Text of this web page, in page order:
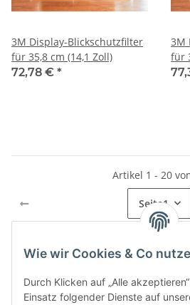
Wie wir Cookies & Co
Durch Klicken auf „Alle
Einsatz folgender Dienste auf
3M Display-Blickschutzfilter
für 35,8 cm (14,1 Zoll)
72,78 € *
3M
für
Artikel 1 - 20
Seite1
Kategorien